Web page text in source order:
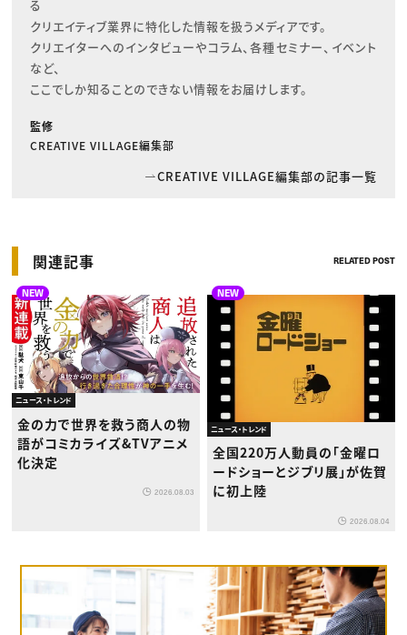
る
クリエイティブ業界に特化した情報を扱うメディアです。
クリエイターへのインタビューやコラム、各種セミナー、イベント
など、
ここでしか知ることのできない情報をお届けします。
監修
CREATIVE VILLAGE編集部
CREATIVE VILLAGE編集部の記事一覧
関連記事 RELATED POST
NEW
ニュース・トレンド
金の力で世界を救う商人の物
語がコミカライズ&TVアニメ
化決定
2026.08.03
NEW
ニュース・トレンド
全国220万人動員の「金曜ロ
ードショーとジブリ展」が佐賀
に初上陸
2026.08.04